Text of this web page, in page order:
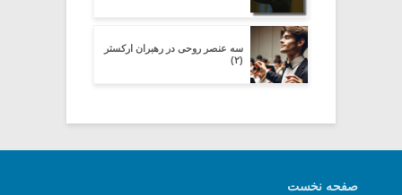
سه عنصر روحی در رهبران ارکستر
(۲)
صفحه نخست